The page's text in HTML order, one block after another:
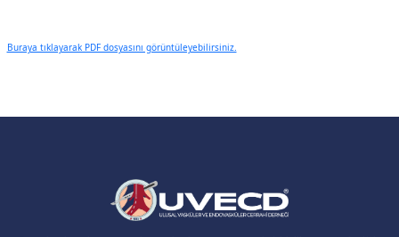
Buraya tıklayarak PDF dosyasını görüntüleyebilirsiniz.